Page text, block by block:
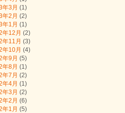
年3月 (1)
年2月 (2)
年1月 (1)
年12月 (2)
年11月 (3)
年10月 (4)
年9月 (5)
年8月 (1)
年7月 (2)
年4月 (1)
年3月 (2)
年2月 (6)
年1月 (5)